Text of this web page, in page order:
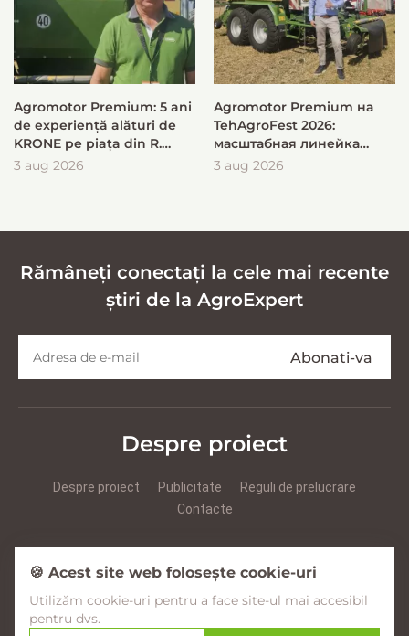
Agromotor Premium: 5 ani
de experiență alături de
KRONE pe piața din R.
Moldova
3 aug 2026
Agromotor Premium на
TehAgroFest 2026:
масштабная линейка
KRONE для быстрой и
3 aug 2026
Rămâneți conectați la cele mai recente
știri de la AgroExpert
Despre proiect
Despre proiect Publicitate
Reguli de prelucrare
Contacte
Facebook YouTube Instagram
🍪 Acest site web folosește cookie-uri
Utilizăm cookie-uri pentru a face site-ul mai accesibil
pentru dvs.